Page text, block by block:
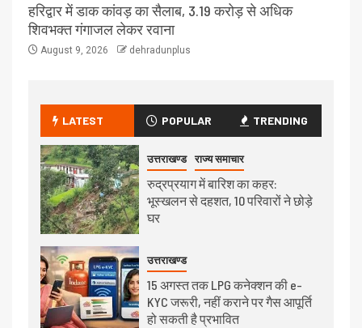
हरिद्वार में डाक कांवड़ का सैलाब, 3.19 करोड़ से अधिक
शिवभक्त गंगाजल लेकर रवाना
August 9, 2026 dehradunplus
LATEST POPULAR TRENDING
उत्तराखण्ड राज्य समाचार
रुद्रप्रयाग में बारिश का कहर:
भूस्खलन से दहशत, 10 परिवारों ने छोड़े
घर
उत्तराखण्ड
15 अगस्त तक LPG कनेक्शन की e-
KYC जरूरी, नहीं कराने पर गैस आपूर्ति
हो सकती है प्रभावित